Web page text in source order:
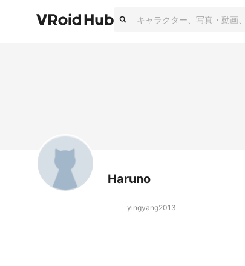
Haruno
yingyang2013